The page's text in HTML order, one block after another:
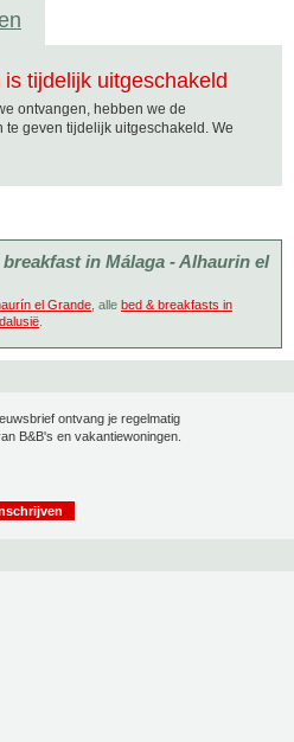
tijdelijk uitgeschakeld
ontvangen, hebben we de
geven tijdelijk uitgeschakeld. We
in Málaga - Alhaurin el
el Grande , alle bed & breakfasts in
ontvang je regelmatig
B&B's en vakantiewoningen.